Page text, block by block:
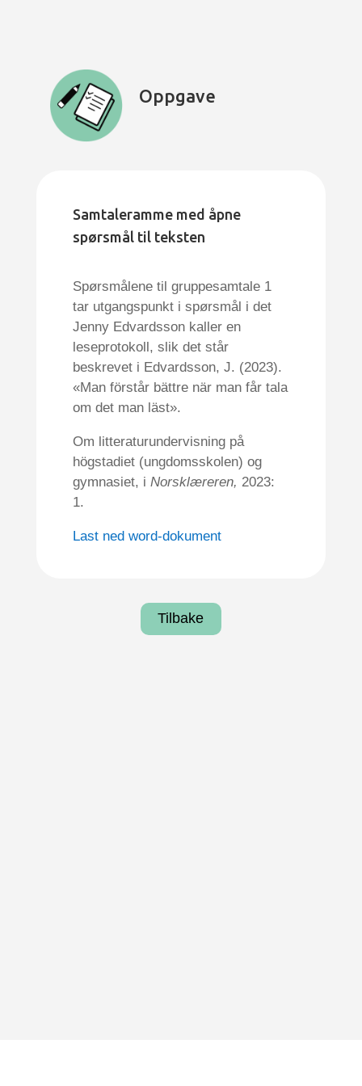
Oppgave
Samtaleramme med åpne
spørsmål til teksten
Spørsmålene til gruppesamtale 1
tar utgangspunkt i spørsmål i det
Jenny Edvardsson kaller en
leseprotokoll, slik det står
beskrevet i Edvardsson, J. (2023).
«Man förstår bättre när man får tala
om det man läst».
Om litteraturundervisning på
högstadiet (ungdomsskolen) og
gymnasiet, i Norsklæreren, 2023:
1.
Last ned word-dokument
Tilbake